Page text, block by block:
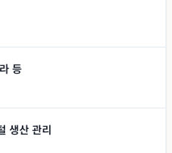
등
생산 관리